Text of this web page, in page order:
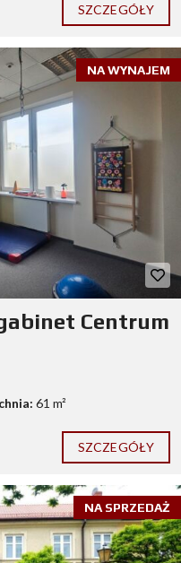
SZCZEGÓŁY
NA WYNAJEM
Centrum
61 m²
SZCZEGÓŁY
NA SPRZEDAŻ